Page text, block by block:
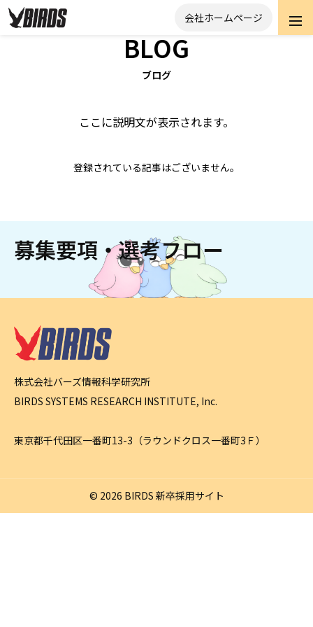
SI事業紹介
BIRDSの先輩たち
キャリア地図
募集要項・選考フロー
会社ホームページ
BLOG
ブログ
ここに説明文が表示されます。
登録されている記事はございません。
募集要項・選考フロー
株式会社バーズ情報科学研究所
BIRDS SYSTEMS RESEARCH INSTITUTE, Inc.
東京都千代田区一番町13-3（ラウンドクロス一番町3Ｆ）
© 2026 BIRDS 新卒採用サイト